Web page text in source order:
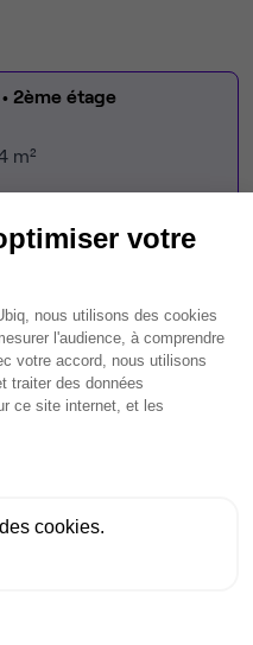
• 2ème étage
m²
:
4ème étage
m²
• 4ème étage
votre
du
nous utilisons des cookies
l'audience, à comprendre
votre accord, nous utilisons
traiter des données
ce site internet, et les
cookies.